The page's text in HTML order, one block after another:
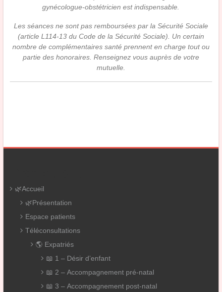
gynécologue-obstétricien est indispensable.
Les séances ne sont pas remboursées par la Sécurité Sociale
(article L114-13 du Code de la Sécurité Sociale). Un certain
nombre de complémentaires santé prennent en charge tout ou
partie des honoraires. Renseignez vous auprès de votre
mutuelle.
🌿Accueil
🌿Présentation
Espace patients
Téléconsultations
🌎 Expatriés
📖 1 – Désir d’enfant
📖 2 – Accompagnement pré-natal
📖 3 – Accompagnement post-natal